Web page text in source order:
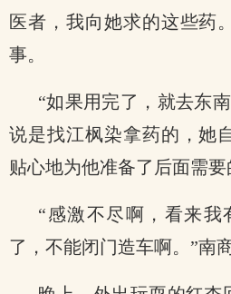
医者，我向她求的这些药
事。
“如果用完了，就去东
说是找江枫染拿药的，她
贴心地为他准备了后面需要
“感激不尽啊，看来我
了，不能闭门造车啊。”南